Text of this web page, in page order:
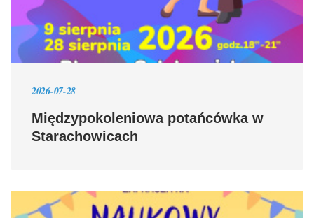
2026-07-28
Międzypokoleniowa potańcówka w
Starachowicach